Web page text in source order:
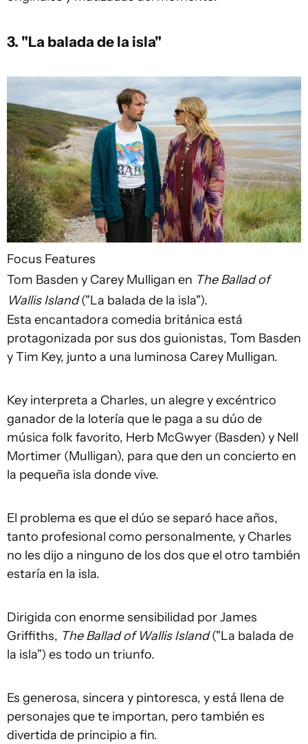
3. "La balada de la isla"
Focus Features
Tom Basden y Carey Mulligan en The Ballad of
Wallis Island("La balada de la isla").
Esta encantadora comedia británica está
protagonizada por sus dos guionistas, Tom Basden
y Tim Key, junto a una luminosa Carey Mulligan.
Key interpreta a Charles, un alegre y excéntrico
ganador de la lotería que le paga a su dúo de
música folk favorito, Herb McGwyer (Basden) y Nell
Mortimer (Mulligan), para que den un concierto en
la pequeña isla donde vive.
El problema es que el dúo se separó hace años,
tanto profesional como personalmente, y Charles
no les dijo a ninguno de los dos que el otro también
estaría en la isla.
Dirigida con enorme sensibilidad por James
Griffiths, The Ballad of Wallis Island("La balada de
la isla") es todo un triunfo.
Es generosa, sincera y pintoresca, y está llena de
personajes que te importan, pero también es
divertida de principio a fin.